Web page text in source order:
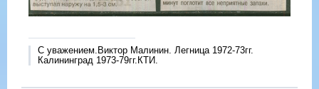
С уважением.Виктор Малинин. Легница 1972-73гг.
Калининград 1973-79гг.КТИ.